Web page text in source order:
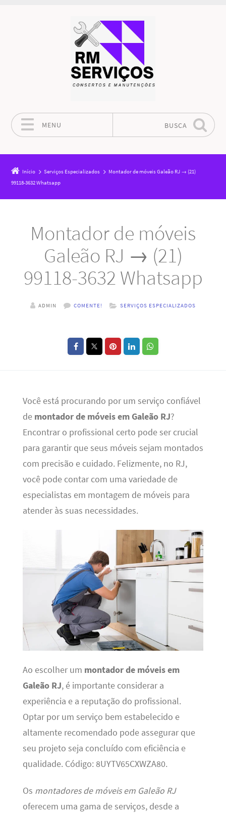
MENU BUSCA
Início Serviços Especializados
Montador de móveis Galeão RJ → (21)
99118-3632 Whatsapp
Montador de móveis
Galeão RJ → (21)
99118-3632 Whatsapp
ADMIN COMENTE! SERVIÇOS ESPECIALIZADOS
Você está procurando por um serviço confiável
de montador de móveis em Galeão RJ?
Encontrar o profissional certo pode ser crucial
para garantir que seus móveis sejam montados
com precisão e cuidado. Felizmente, no RJ,
você pode contar com uma variedade de
especialistas em montagem de móveis para
atender às suas necessidades.
Ao escolher um montador de móveis em
Galeão RJ, é importante considerar a
experiência e a reputação do profissional.
Optar por um serviço bem estabelecido e
altamente recomendado pode assegurar que
seu projeto seja concluído com eficiência e
qualidade. Código: 8UYTV65CXWZA80.
Os montadores de móveis em Galeão RJ
oferecem uma gama de serviços, desde a